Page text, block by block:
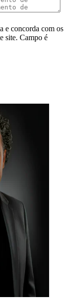
e concorda com os
site. Campo é